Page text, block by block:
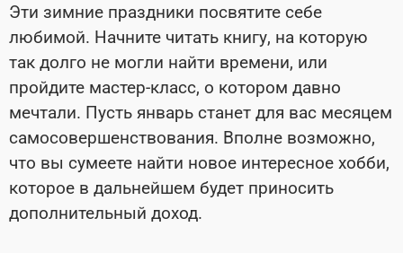
Эти зимние праздники посвятите себе
любимой. Начните читать книгу, на которую
так долго не могли найти времени, или
пройдите мастер-класс, о котором давно
мечтали. Пусть январь станет для вас месяцем
самосовершенствования. Вполне возможно,
что вы сумеете найти новое интересное хобби,
которое в дальнейшем будет приносить
дополнительный доход.